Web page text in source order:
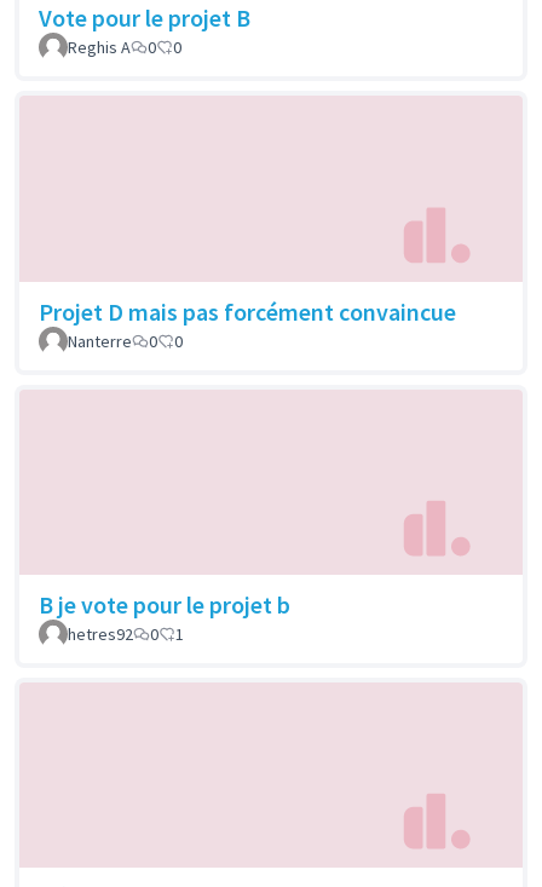
Vote pour le projet B
Reghis A 0 0
Projet D mais pas forcément convaincue
Nanterre 0 0
B je vote pour le projet b
hetres92 0 1